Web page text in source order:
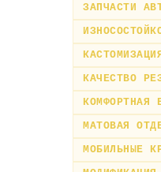
ЗАПЧАСТИ
КАЧЕСТВО
КОМФОРТНАЯ
МАТОВАЯ
МОБИЛЬНЫЕ